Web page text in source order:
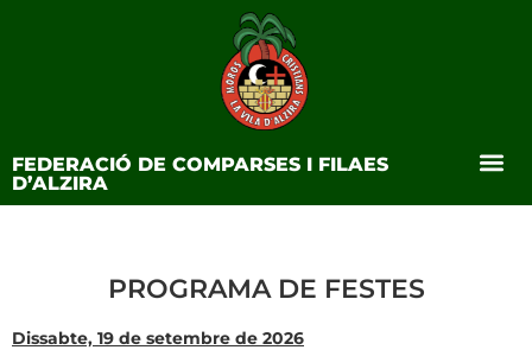
FEDERACIÓ DE COMPARSES I FILAES
D’ALZIRA
PROGRAMA DE FESTES
Dissabte, 19 de setembre de 2026